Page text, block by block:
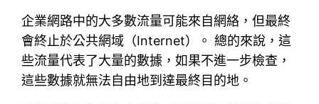
企業網路中的大多數流量可能來自網絡，但最終
會終止於公共網域（Internet）。 總的來說，這
些流量代表了大量的數據，如果不進一步檢查，
這些數據就無法自由地到達最終目的地。